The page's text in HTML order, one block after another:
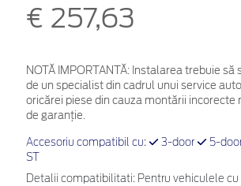
€ 257,63
NOTĂ IMPORTANTĂ: Instalarea trebuie să
de un specialist din cadrul unui service
oricărei piese din cauza montării incorecte
de garanţie.
Accesoriu compatibil cu: 3-door 5-
ST
Detalii compatibilitati: Pentru vehiculele